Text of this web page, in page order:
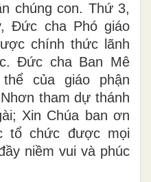
chúng con. Thứ 3,
Đức cha Phó giáo
chính thức lãnh
Đức cha Ban Mê
của giáo phận
tham dự thánh
Xin Chúa ban ơn
tổ chức được mọi
niềm vui và phúc